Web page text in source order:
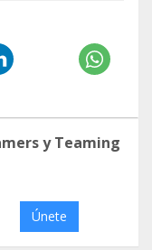
y Teaming
Únete